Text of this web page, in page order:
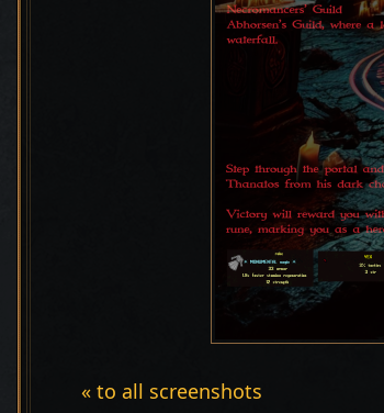
« to all screenshots